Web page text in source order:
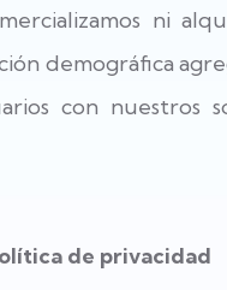
ni
demográfica
con nuestros
de privacidad